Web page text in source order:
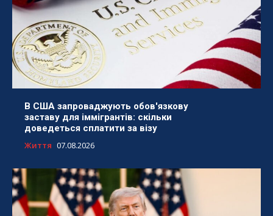
В США запроваджують обов'язкову
заставу для іммігрантів: скільки
доведеться сплатити за візу
Життя 07.08.2026